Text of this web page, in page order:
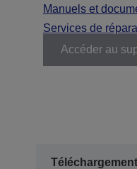
Manuels et
Services de
Accéder au